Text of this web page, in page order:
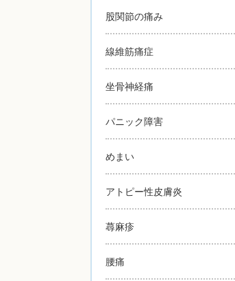
股関節の痛み
線維筋痛症
坐骨神経痛
パニック障害
めまい
アトピー性皮膚炎
蕁麻疹
腰痛